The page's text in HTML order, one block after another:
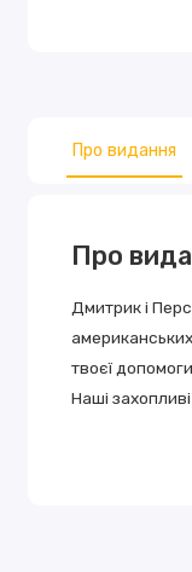
Про видання
Про
Дмитрик і
aмерикaнських
твоєї
Нaші